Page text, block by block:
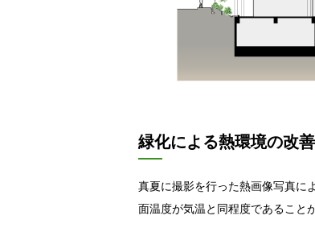
緑化による熱環境の改
真夏に撮影を行った熱画像写真に
面温度が気温と同程度であること